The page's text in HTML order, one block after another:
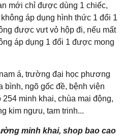
mới chỉ được dùng 1 chiếc,
áp dụng hình thức 1 đổi 1
được vưt vỏ hộp đi, nếu mất
áp dụng 1 đổi 1 được mong
á, trường đại học phương
bình, ngõ gốc đề, bệnh viện
minh khai, chùa mai động,
kim ngưu, tam trinh...
minh khai, shop bao cao